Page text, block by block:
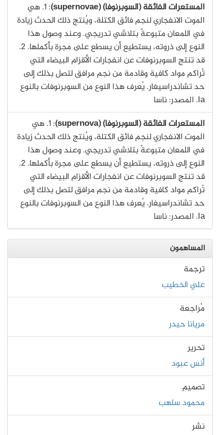
المستعرات الفائقة (السوبرنوفا) (supernovae)
: 1. هي
الموت الانفجاري لنجم فائق الكتلة، ويُنتج ذلك الحدث زيادة
في اللمعان متبوعةً بتلاشي تدريجي. وعند وصول هذا
النوع إلى ذروته، يستطيع أن يسطع على مجرة بأكملها. 2.
قد تنتج السوبرنوفات عن انفجارات الأقزام البيضاء التي
تُراكم مواد كافية وقادمة من نجم مرافق لتصل بذلك إلى
حد تشاندراسيغار. يُعرف هذا النوع من السوبرنوفات بالنوع
Ia. المصدر: ناسا
المستعرات الفائقة (السوبرنوفا) (supernova)
: 1. هي
الموت الانفجاري لنجم فائق الكتلة، ويُنتج ذلك الحدث زيادة
في اللمعان متبوعةً بتلاشي تدريجي. وعند وصول هذا
النوع إلى ذروته، يستطيع أن يسطع على مجرة بأكملها. 2.
قد تنتج السوبرنوفات عن انفجارات الأقزام البيضاء التي
تُراكم مواد كافية وقادمة من نجم مرافق لتصل بذلك إلى
حد تشاندراسيغار. يُعرف هذا النوع من السوبرنوفات بالنوع
Ia. المصدر: ناسا
المساهمون
ترجمة
علي الخطيب
مُراجعة
مريانا حيدر
تحرير
أنس عبود
تصميم
محمود سلهب
نشر